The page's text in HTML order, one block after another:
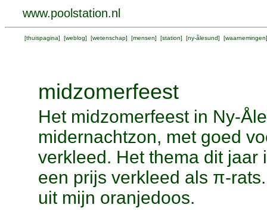
www.poolstation.nl
[thuispagina] [weblog] [wetenschap] [mensen] [station] [ny-ålesund] [waarnemingen
midzomerfeest
Het midzomerfeest in Ny-
midernachtzon, met goed
verkleed. Het thema dit jaar
een prijs verkleed als π-
uit mijn oranjedoos.